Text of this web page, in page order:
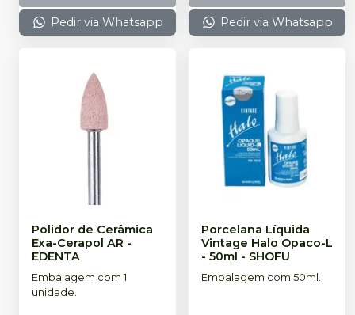
Pedir via Whatsapp Pedir via Whatsapp
Polidor de Cerâmica
Exa-Cerapol AR -
EDENTA
Embalagem com 1
unidade.
Porcelana Líquida
Vintage Halo Opaco-L
- 50ml - SHOFU
Embalagem com 50ml.